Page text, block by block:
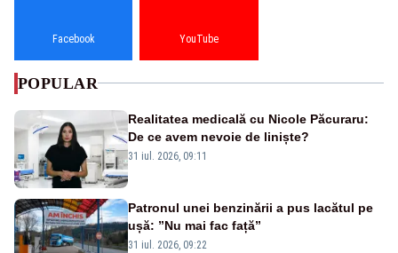
Facebook YouTube
POPULAR
Realitatea medicală cu Nicole Păcuraru:
De ce avem nevoie de liniște?
31 iul. 2026, 09:11
Patronul unei benzinării a pus lacătul pe
ușă: ”Nu mai fac față”
31 iul. 2026, 09:22